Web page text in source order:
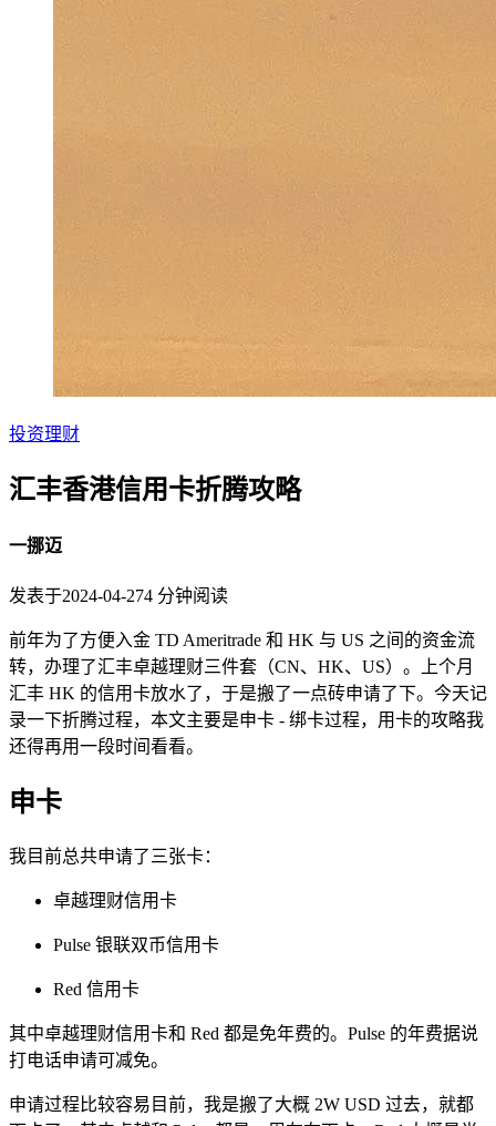
投资理财
汇丰香港信用卡折腾攻略
一挪迈
发表于2024-04-274 分钟阅读
前年为了方便入金 TD Ameritrade 和 HK 与 US 之间的资金流
转，办理了汇丰卓越理财三件套（CN、HK、US）。上个月
汇丰 HK 的信用卡放水了，于是搬了一点砖申请了下。今天记
录一下折腾过程，本文主要是申卡 - 绑卡过程，用卡的攻略我
还得再用一段时间看看。
申卡
我目前总共申请了三张卡：
卓越理财信用卡
Pulse 银联双币信用卡
Red 信用卡
其中卓越理财信用卡和 Red 都是免年费的。Pulse 的年费据说
打电话申请可减免。
申请过程比较容易目前，我是搬了大概 2W USD 过去，就都